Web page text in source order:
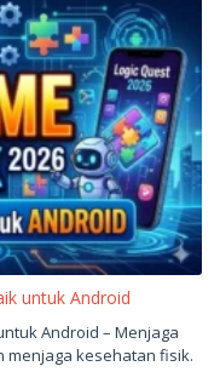
untuk Android
Android – Menjaga
menjaga kesehatan fisik.